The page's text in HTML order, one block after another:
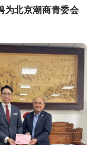
为北京潮商青委会